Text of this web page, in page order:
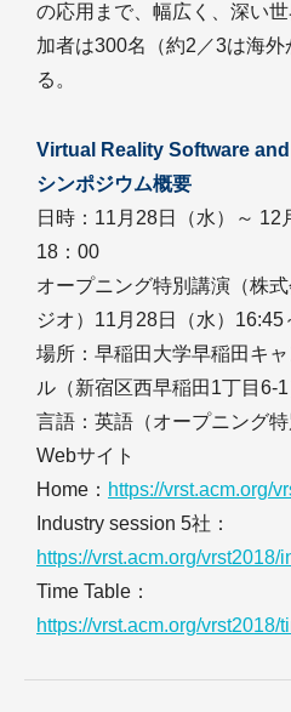
の応用まで、幅広く、深い
加者は300名（約2／3は海
る。
Virtual Reality Software
シンポジウム概要
日時：11月28日（水）～
18：00
オープニング特別講演（株
ジオ）11月28日（水）16:45
場所：早稲田大学早稲田キ
ル（新宿区西早稲田1丁目6-1
言語：英語（オープニング特
Webサイト
Home： https://vrst.acm.org/
Industry session 5社：
https://vrst.acm.org/vrst2018/
Time Table：
https://vrst.acm.org/vrst2018/